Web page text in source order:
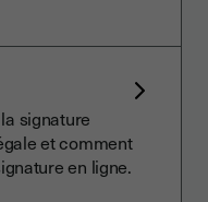
signature
et comment
en ligne.